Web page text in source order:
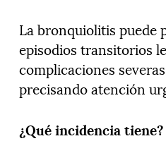
La bronquiolitis puede
episodios transitorios
complicaciones
precisando atención
¿Qué incidencia tiene?